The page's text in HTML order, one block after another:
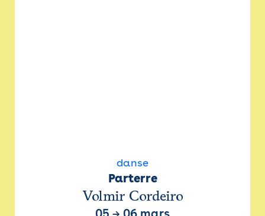
danse
Parterre
Volmir Cordeiro